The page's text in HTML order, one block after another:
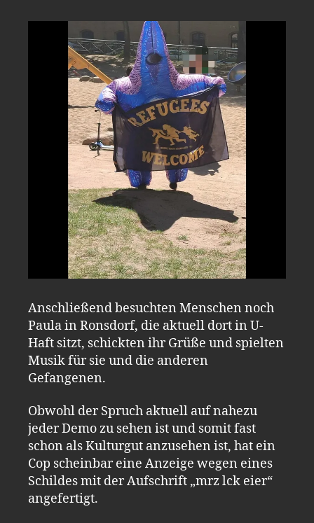
Anschließend besuchten Menschen noch
Paula in Ronsdorf, die aktuell dort in U-
Haft sitzt, schickten ihr Grüße und spielten
Musik für sie und die anderen
Gefangenen.
Obwohl der Spruch aktuell auf nahezu
jeder Demo zu sehen ist und somit fast
schon als Kulturgut anzusehen ist, hat ein
Cop scheinbar eine Anzeige wegen eines
Schildes mit der Aufschrift „mrz lck eier“
angefertigt.